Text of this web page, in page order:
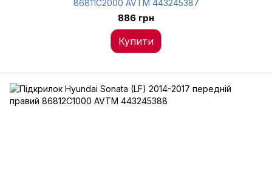
86811C2000 AVTM 443245387
886 грн
Купити